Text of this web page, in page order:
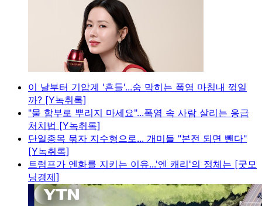
이 날부터 기압계 '흔들'...숨 막히는 폭염 마침내 꺾일
까? [Y녹취록]
"물 함부로 뿌리지 마세요"...폭염 속 사람 살리는 응급
처치법 [Y녹취록]
단일종목 묶자 지수형으로... 개미들 "본전 되면 뺀다"
[Y녹취록]
트럼프가 엔화를 지키는 이유...'엔 캐리'의 정체는 [굿모
닝경제]